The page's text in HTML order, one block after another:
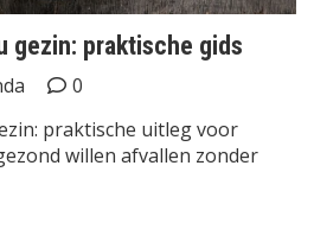
gezin: praktische gids
0
praktische uitleg voor
willen afvallen zonder